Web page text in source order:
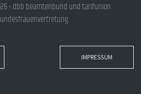
• dbb beamtenbund und tarifunion
IMPRESSUM